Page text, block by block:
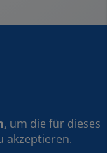
, um die für dieses
akzeptieren.